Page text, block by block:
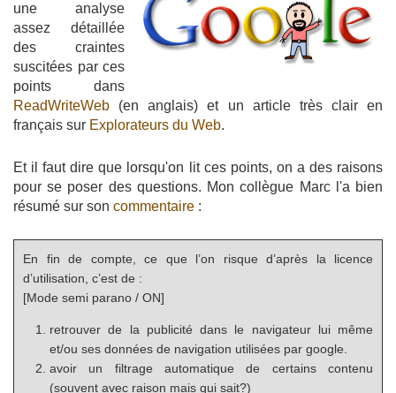
une analyse
assez détaillée
des craintes
suscitées par ces
points dans
ReadWriteWeb (en anglais) et un article très clair en
français sur Explorateurs du Web.
Et il faut dire que lorsqu'on lit ces points, on a des raisons
pour se poser des questions. Mon collègue Marc l'a bien
résumé sur son commentaire :
En fin de compte, ce que l’on risque d’après la licence
d’utilisation, c’est de :
[Mode semi parano / ON]
retrouver de la publicité dans le navigateur lui même
et/ou ses données de navigation utilisées par google.
avoir un filtrage automatique de certains contenu
(souvent avec raison mais qui sait?)